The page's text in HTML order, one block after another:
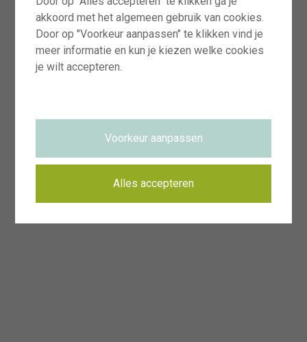
akkoord met het algemeen gebruik van cookies.
Door op "Voorkeur aanpassen" te klikken vind je
meer informatie en kun je kiezen welke cookies
je wilt accepteren.
Voorkeur aanpassen
Alles accepteren